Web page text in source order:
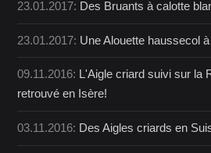
23.01.2017: Des Bruants à calotte
23.01.2017: Une Alouette haussecol
09.11.2016: L'Aigle criard suivi sur la
retrouvé en Isère!
03.11.2016: Des Aigles criards en